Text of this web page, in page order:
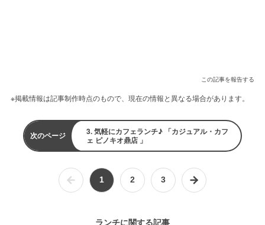
この記事を報告する
※掲載情報は記事制作時点のもので、現在の情報と異なる場合があります。
次のページ
3. 気軽にカフェランチ♪ 「カジュアル・カフ
ェ ピノキオ鼎店 」
1 2 3
ランチに関する記事